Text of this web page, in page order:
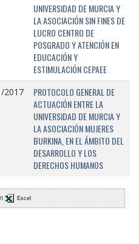
UNIVERSIDAD DE MURCIA Y
LA ASOCIACIÓN SIN FINES DE
LUCRO CENTRO DE
POSGRADO Y ATENCIÓN EN
EDUCACIÓN Y
ESTIMULACIÓN CEPAEE
2017
PROTOCOLO GENERAL DE
ACTUACIÓN ENTRE LA
UNIVERSIDAD DE MURCIA Y
LA ASOCIACIÓN MUJERES
BURKINA, EN EL ÁMBITO DEL
DESARROLLO Y LOS
DERECHOS HUMANOS
Excel